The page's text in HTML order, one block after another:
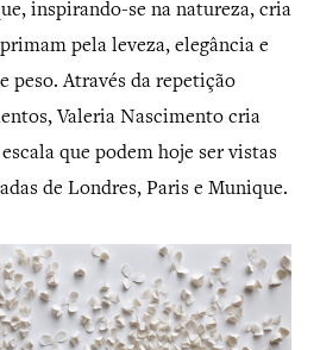
inspirando-se na natureza, cria
pela leveza, elegância e
peso. Através da repetição
Valeria Nascimento cria
que podem hoje ser vistas
de Londres, Paris e Munique.